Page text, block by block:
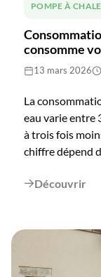
POMPE À
consomme
13 mars 2026
La
eau varie entre
à trois fois
chiffre dépend
installé, le
moyen y est
montagnarde,
annuelle. Cet
Découvrir